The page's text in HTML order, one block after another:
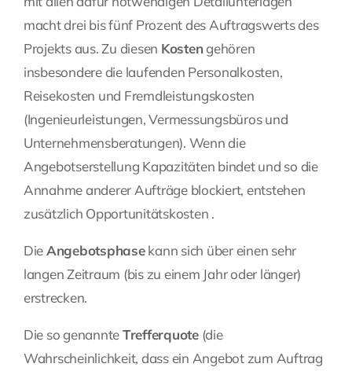
macht drei bis fünf Prozent des Auftragswerts des
Projekts aus. Zu diesen Kostengehören
insbesondere die laufenden Personalkosten,
Reisekosten und Fremdleistungskosten
(Ingenieurleistungen, Vermessungsbüros und
Unternehmensberatungen). Wenn die
Angebotserstellung Kapazitäten bindet und so die
Annahme anderer Aufträge blockiert, entstehen
zusätzlich Opportunitätskosten .
DieAngebotsphasekann sich über einen sehr
langen Zeitraum (bis zu einem Jahr oder länger)
erstrecken.
Die so genannteTrefferquote(die
Wahrscheinlichkeit, dass ein Angebot zum Auftrag